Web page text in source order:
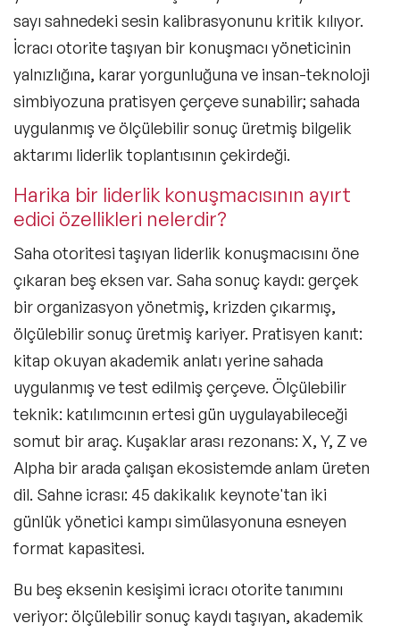
sayı sahnedeki sesin kalibrasyonunu kritik kılıyor.
İcracı otorite taşıyan bir konuşmacı yöneticinin
yalnızlığına, karar yorgunluğuna ve insan-teknoloji
simbiyozuna pratisyen çerçeve sunabilir; sahada
uygulanmış ve ölçülebilir sonuç üretmiş bilgelik
aktarımı liderlik toplantısının çekirdeği.
Harika bir liderlik konuşmacısının ayırt
edici özellikleri nelerdir?
Saha otoritesi taşıyan liderlik konuşmacısını öne
çıkaran beş eksen var. Saha sonuç kaydı: gerçek
bir organizasyon yönetmiş, krizden çıkarmış,
ölçülebilir sonuç üretmiş kariyer. Pratisyen kanıt:
kitap okuyan akademik anlatı yerine sahada
uygulanmış ve test edilmiş çerçeve. Ölçülebilir
teknik: katılımcının ertesi gün uygulayabileceği
somut bir araç. Kuşaklar arası rezonans: X, Y, Z ve
Alpha bir arada çalışan ekosistemde anlam üreten
dil. Sahne icrası: 45 dakikalık keynote'tan iki
günlük yönetici kampı simülasyonuna esneyen
format kapasitesi.
Bu beş eksenin kesişimi icracı otorite tanımını
veriyor: ölçülebilir sonuç kaydı taşıyan, akademik
Liderlik Konuşmacıları
Finans & Ekonomi Konuşmacıları
Yapay Zeka Konuşmacıları
Pazarlama & Yaratıcılık Konuşmacıları
Dijital Dönüşüm Konuşmacıları
İlham Veren Konuşmacılar
Değişim Yönetimi Konuşmacıları
Başarı Öyküleri Konuşmacıları
C-Level Konuşmacılar
Mizah Konuşmacıları
Müşteri & Tüketici Trendleri Konuşmacıları
Vizyon & Strateji Konuşmacıları
İnovasyon Konuşmacıları
Girişimcilik Konuşmacıları
Filtrele Temizle